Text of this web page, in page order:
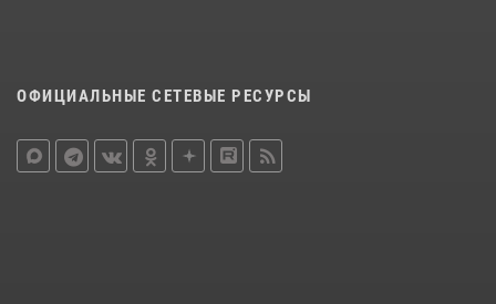
ОФИЦИАЛЬНЫЕ СЕТЕВЫЕ РЕСУРСЫ